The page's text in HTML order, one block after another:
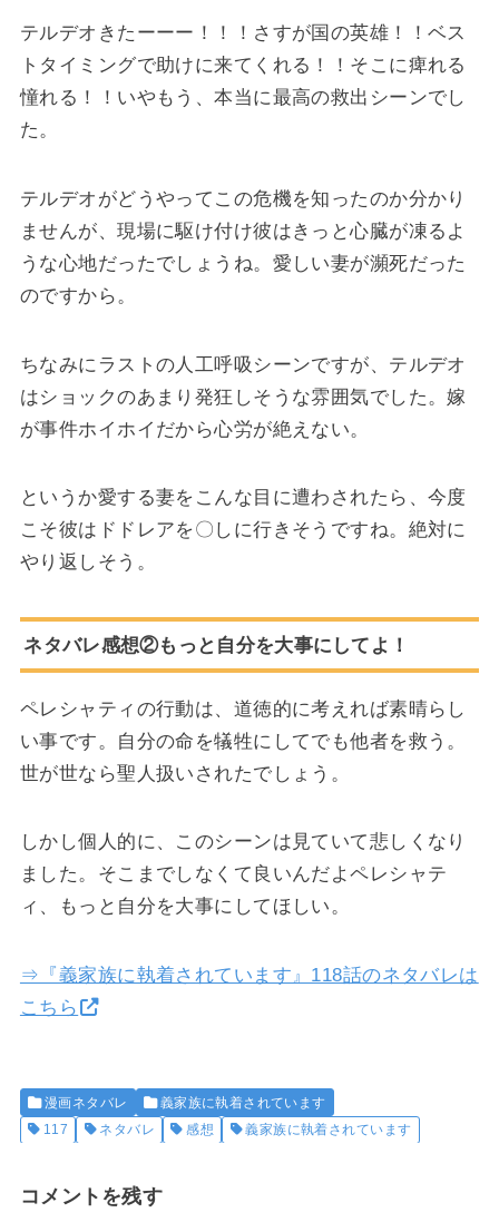
テルデオきたーーー！！！さすが国の英雄！！ベス
トタイミングで助けに来てくれる！！そこに痺れる
憧れる！！いやもう、本当に最高の救出シーンでし
た。
テルデオがどうやってこの危機を知ったのか分かり
ませんが、現場に駆け付け彼はきっと心臓が凍るよ
うな心地だったでしょうね。愛しい妻が瀕死だった
のですから。
ちなみにラストの人工呼吸シーンですが、テルデオ
はショックのあまり発狂しそうな雰囲気でした。嫁
が事件ホイホイだから心労が絶えない。
というか愛する妻をこんな目に遭わされたら、今度
こそ彼はドドレアを〇しに行きそうですね。絶対に
やり返しそう。
ネタバレ感想②もっと自分を大事にしてよ！
ペレシャティの行動は、道徳的に考えれば素晴らし
い事です。自分の命を犠牲にしてでも他者を救う。
世が世なら聖人扱いされたでしょう。
しかし個人的に、このシーンは見ていて悲しくなり
ました。そこまでしなくて良いんだよペレシャテ
ィ、もっと自分を大事にしてほしい。
⇒『義家族に執着されています』118話のネタバレは
こちら
漫画ネタバレ
義家族に執着されています
117
ネタバレ 感想 義家族に執着されています
コメントを残す